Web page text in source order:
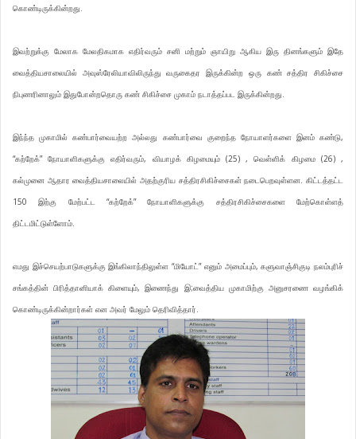
கொண்டிருக்கின்றது.
இவற்றுக்கு மேலாக மேலதிகமாக எதிர்வரும் சனி மற்றும் ஞாயிறு ஆகிய இரு தினங்களும் இதே
வைத்தியசாலையில் அவுஸ்ரேலியாவிலிருந்து வருகைதர இருக்கின்ற ஒரு கண் சத்திர சிகிச்சை
நிபுணரினாலும் இதுபோன்றதொரு கண் சிகிச்சை முகாம் நடாத்தப்பட இருக்கின்றது.
இந்ந்த முகாமில் கண்பார்வையற்ற அல்லது கண்பார்வை குறைந்த நோயாளர்களை இனம் கண்டு,
“கற்றேக்” நோயாளிகளுக்கு எதிர்வரும், வியாழக் கிழமையும் (25) , வெள்ளிக் கிழமை (26) ,
கல்முனை ஆதார வைத்தியசாலையில் அதற்குரிய சத்திரசிகிச்சைகள் நடைபெறவுள்ளன. கிட்டத்தட்ட
150 இற்கு மேற்பட்ட “கற்றேக்” நோயாளிகளுக்கு சத்திரசிகிச்சைகளை மேற்கொள்ளத்
திட்டமிட்டுள்ளோம்.
எமது இச்செயற்பாடுகளுக்கு இங்கிலாந்திலுள்ள “மியோட்” எனும் அமைப்பும், களுவாஞ்சிகுடி நலம்புரிச்
சங்கத்தின் பிரித்தானியாக் கிளையும், இணைந்து இ;வைத்திய முகாமிற்கு அனுசரணை வழங்கிக்
கொண்டிருக்கின்றார்கள் என அவர் மேலும் தெரிவித்தார்.